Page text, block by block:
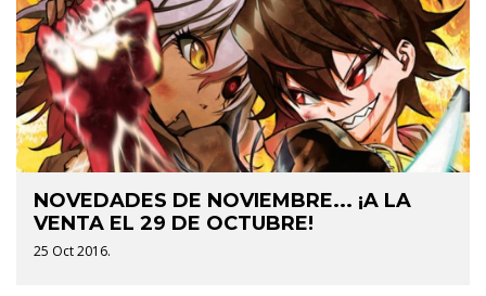
NOVEDADES DE NOVIEMBRE... ¡A LA
VENTA EL 29 DE OCTUBRE!
25 Oct 2016.